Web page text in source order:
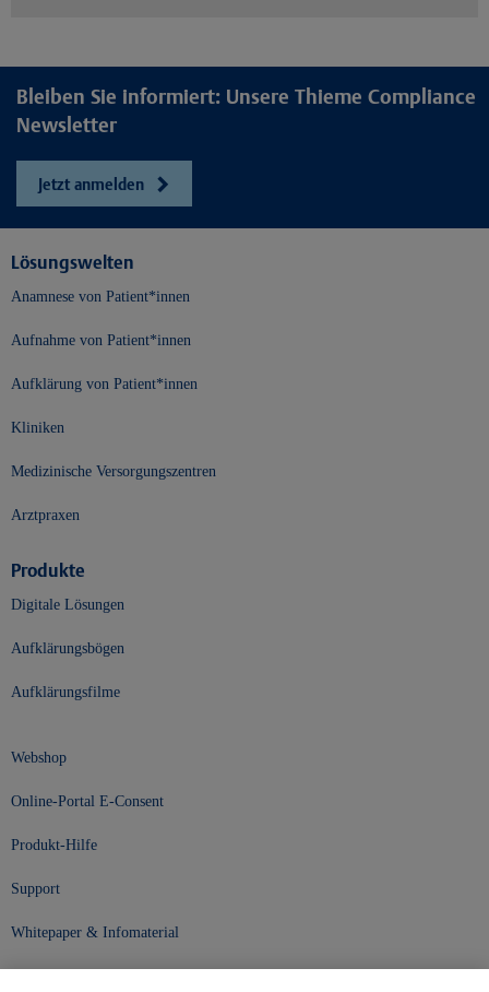
Bleiben Sie informiert: Unsere Thieme Compliance
Newsletter
Jetzt anmelden
Lösungswelten
Anamnese von Patient*innen
Aufnahme von Patient*innen
Aufklärung von Patient*innen
Kliniken
Medizinische Versorgungszentren
Arztpraxen
Produkte
Digitale Lösungen
Aufklärungsbögen
Aufklärungsfilme
Webshop
Online-Portal E-Consent
Produkt-Hilfe
Support
Whitepaper & Infomaterial